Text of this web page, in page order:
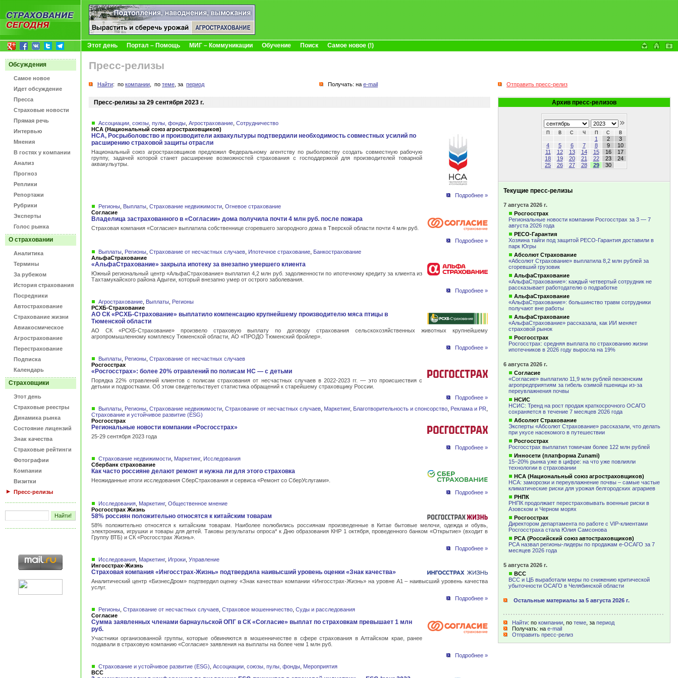
Этот день Портал – Помощь МИГ – Коммуникации Обучение Поиск Самое новое (!)
Обсуждения
Самое новое
Идет обсуждение
Пресса
Страховые новости
Прямая речь
Интервью
Мнения
В гостях у компании
Анализ
Прогноз
Реплики
Репортажи
Рубрики
Эксперты
Голос рынка
О страховании
Аналитика
Термины
За рубежом
История страхования
Посредники
Автострахование
Страхование жизни
Авиакосмическое
Агрострахование
Перестрахование
Подписка
Календарь
Страховщики
Этот день
Страховые реестры
Динамика рынка
Состояние лицензий
Знак качества
Страховые рейтинги
Фотографии
Компании
Визитки
Пресс-релизы
Пресс-релизы
Найти: по компании , по теме , за период Получать: на e-mail Отправить пресс-релиз
Пресс-релизы за 29 сентября 2023 г.
Ассоциации, союзы, пулы, фонды Агрострахование Сотрудничество
НСА (Национальный союз агростраховщиков)
НСА, Росрыболовство и производители аквакультуры подтвердили необходимость совместных усилий по
расширению страховой защиты отрасли
Национальный союз агростраховщиков предложил Федеральному агентству по рыболовству создать совместную рабочую
группу, задачей которой станет расширение возможностей страхования с господдержкой для производителей товарной
аквакульутры.
Подробнее »
Регионы
Выплаты Страхование недвижимости Огневое страхование
Согласие
Владелица застрахованного в «Согласии» дома получила почти 4 млн руб. после пожара
Страховая компания «Согласие» выплатила собственнице сгоревшего загородного дома в Тверской области почти 4 млн руб.
Подробнее »
Выплаты
Регионы Страхование от несчастных случаев Ипотечное страхование
Банкострахование
АльфаСтрахование
«АльфаСтрахование» закрыла ипотеку за внезапно умершего клиента
Южный региональный центр «АльфаСтрахование» выплатил 4,2 млн руб. задолженности по ипотечному кредиту за клиента из
Тахтамукайского района Адыгеи, который внезапно умер от острого заболевания.
Подробнее »
Агрострахование
Выплаты
Регионы
РСХБ-Страхование
АО СК «РСХБ-Страхование» выплатило компенсацию крупнейшему производителю мяса птицы в
Тюменской области
АО СК «РСХБ-Страхование» произвело страховую выплату по договору страхования сельскохозяйственных животных крупнейшему
агропромышленному комплексу Тюменской области, АО «ПРОДО Тюменский бройлер».
Подробнее »
Выплаты
Регионы Страхование от несчастных случаев
Росгосстрах
«Росгосстрах»: более 20% отравлений по полисам НС — с детьми
Порядка 22% отравлений клиентов с полисам страхования от несчастных случаев в 2022-2023 гг. — это происшествия с
детьми и подростками. Об этом свидетельствует статистика обращений к старейшему страховщику России.
Подробнее »
Выплаты
Регионы Страхование недвижимости Страхование от несчастных случаев Маркетинг, Благотворительность и спонсорство Реклама и PR
Страхование и устойчивое развитие (ESG)
Росгосстрах
Региональные новости компании «Росгосстрах»
25-29 сентября 2023 года
Подробнее »
Страхование недвижимости Маркетинг, Исследования
Сбербанк страхование
Как часто россияне делают ремонт и нужна ли для этого страховка
Неожиданные итоги исследования СберСтрахования и сервиса «Ремонт со СберУслугами».
Подробнее »
Исследования Маркетинг, Общественное мнение
Росгосстрах Жизнь
58% россиян положительно относятся к китайским товарам
58% положительно относятся к китайским товарам. Наиболее полюбились россиянам произведенные в Китае бытовые мелочи, одежда и обувь,
электроника, игрушки и товары для детей. Таковы результаты опроса* к Дню образования КНР 1 октября, проведенного банком «Открытие» (входит в
Группу ВТБ) и СК «Росгосстрах Жизнь».
Подробнее »
Исследования Маркетинг, Игроки Управление
Ингосстрах-Жизнь
Страховая компания «Ингосстрах-Жизнь» подтвердила наивысший уровень оценки «Знак качества»
Аналитический центр «БизнесДром» подтвердил оценку «Знак качества» компании «Ингосстрах-Жизнь» на уровне А1 – наивысший уровень качества
услуг.
Подробнее »
Регионы Страхование от несчастных случаев Страховое мошенничество Суды и расследования
Согласие
Сумма заявленных членами барнаульской ОПГ в СК «Согласие» выплат по страховкам превышает 1 млн
руб.
Участники организованной группы, которые обвиняются в мошенничестве в сфере страхования в Алтайском крае, ранее
подавали в страховую компанию «Согласие» заявления на выплаты на более чем 1 млн руб.
Подробнее »
Страхование и устойчивое развитие (ESG) Ассоциации, союзы, пулы, фонды Мероприятия
ВСС
Архив пресс-релизов
П В С Ч П С В
1 2
3
4
5 6 7 8 9
10
11
12 13 14 15 16
17
18
19 20 21 22 23
24
25
26 27 28 29 30
Текущие пресс-релизы
7 августа 2026 г.
Росгосстрах
Региональные новости компании Росгосстрах за 3 — 7
августа 2026 года
РЕСО-Гарантия
Хозяина тайги под защитой РЕСО-Гарантия доставили в
парк Югры
Абсолют Страхование
«Абсолют Страхование» выплатила 8,2 млн рублей за
сгоревший грузовик
АльфаСтрахование
«АльфаСтрахование»: каждый четвертый сотрудник не
рассказывает работодателю о подработке
АльфаСтрахование
«АльфаСтрахование»: большинство травм сотрудники
получают вне работы
АльфаСтрахование
«АльфаСтрахование» рассказала, как ИИ меняет
страховой рынок
Росгосстрах
Росгосстрах: средняя выплата по страхованию жизни
ипотечников в 2026 году выросла на 19%
6 августа 2026 г.
Согласие
«Согласие» выплатило 11,9 млн рублей пензенским
агропредприятиям за гибель озимой пшеницы из-за
переувлажнения почвы
НСИС
НСИС: Тренд на рост продаж краткосрочного ОСАГО
сохраняется в течение 7 месяцев 2026 года
Абсолют Страхование
Эксперты «Абсолют Страхование» рассказали, что делать
при укусе насекомого в путешествии
Росгосстрах
Росгосстрах выплатил томичам более 122 млн рублей
Инносети (платформа Zunami)
15–20% рынка уже в цифре: на что уже повлияли
технологии в страховании
НСА (Национальный союз агростраховщиков)
НСА: заморозки и переувлажнение почвы – самые частые
климатические риски для урожая белгородских аграриев
РНПК
РНПК продолжает перестраховывать военные риски в
Азовском и Черном морях
Росгосстрах
Директором департамента по работе с VIP-клиентами
Росгосстраха стала Юлия Самсонова
РСА (Российский союз автостраховщиков)
РСА назвал регионы-лидеры по продажам е-ОСАГО за 7
месяцев 2026 года
5 августа 2026 г.
ВСС
ВСС и ЦБ выработали меры по снижению критической
убыточности ОСАГО в Челябинской области
Остальные материалы за 5 августа 2026 г.
Найти: по компании , по теме , за период
Получать: на e-mail
Отправить пресс-релиз